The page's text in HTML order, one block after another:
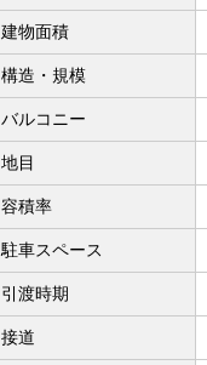
建物面積
構造・規模
バルコニー
地目
容積率
駐車スペース
引渡時期
接道